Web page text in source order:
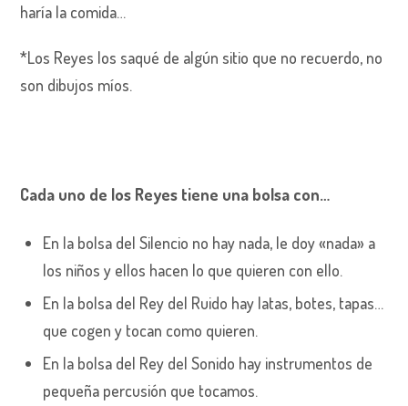
haría la comida…
*Los Reyes los saqué de algún sitio que no recuerdo, no
son dibujos míos.
Cada uno de los Reyes tiene una bolsa con…
En la bolsa del Silencio no hay nada, le doy «nada» a
los niños y ellos hacen lo que quieren con ello.
En la bolsa del Rey del Ruido hay latas, botes, tapas…
que cogen y tocan como quieren.
En la bolsa del Rey del Sonido hay instrumentos de
pequeña percusión que tocamos.